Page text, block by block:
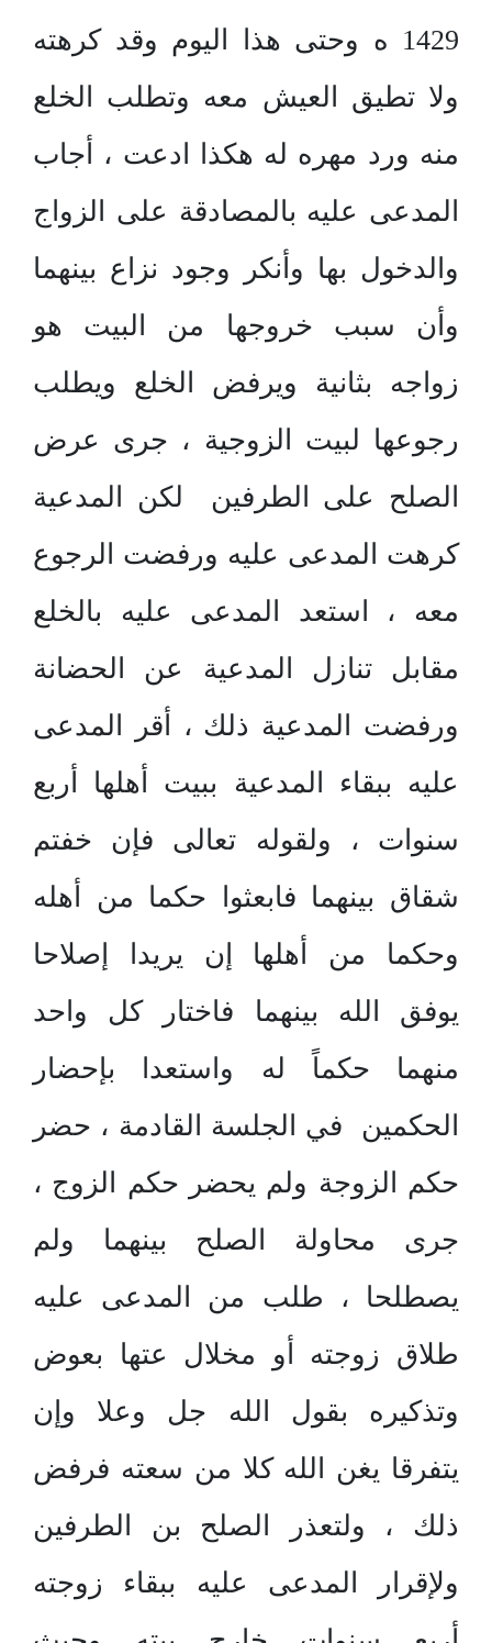
1429 ه وحتى هذا اليوم وقد كرهته
ولا تطيق العيش معه وتطلب الخلع
منه ورد مهره له هكذا ادعت ، أجاب
المدعى عليه بالمصادقة على الزواج
والدخول بها وأنكر وجود نزاع بينهما
وأن سبب خروجها من البيت هو
زواجه بثانية ويرفض الخلع ويطلب
رجوعها لبيت الزوجية ، جرى عرض
الصلح على الطرفين لكن المدعية
كرهت المدعى عليه ورفضت الرجوع
معه ، استعد المدعى عليه بالخلع
مقابل تنازل المدعية عن الحضانة
ورفضت المدعية ذلك ، أقر المدعى
عليه ببقاء المدعية ببيت أهلها أربع
سنوات ، ولقوله تعالى فإن خفتم
شقاق بينهما فابعثوا حكما من أهله
وحكما من أهلها إن يريدا إصلاحا
يوفق الله بينهما فاختار كل واحد
منهما حكماً له واستعدا بإحضار
الحكمين في الجلسة القادمة ، حضر
حكم الزوجة ولم يحضر حكم الزوج ،
جرى محاولة الصلح بينهما ولم
يصطلحا ، طلب من المدعى عليه
طلاق زوجته أو مخلال عتها بعوض
وتذكيره بقول الله جل وعلا وإن
يتفرقا يغن الله كلا من سعته فرفض
ذلك ، ولتعذر الصلح بن الطرفين
ولإقرار المدعى عليه ببقاء زوجته